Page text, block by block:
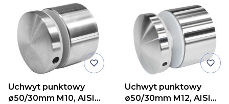
Uchwyt punktowy
ø50/30mm M10, AISI
Uchwyt punktowy
ø50/30mm M12, AISI